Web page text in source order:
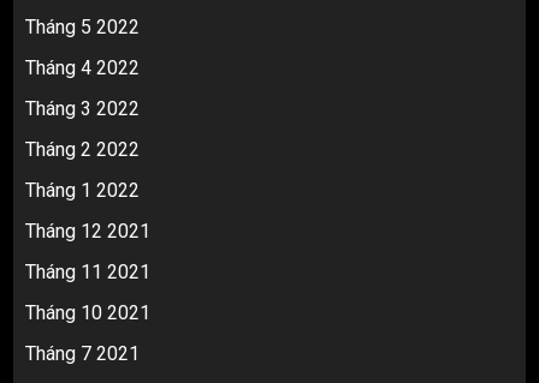
Tháng 5 2022
Tháng 4 2022
Tháng 3 2022
Tháng 2 2022
Tháng 1 2022
Tháng 12 2021
Tháng 11 2021
Tháng 10 2021
Tháng 7 2021